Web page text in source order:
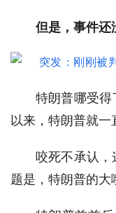
但是，事件还
特朗普哪受
以来，特朗普就
咬死不承认
题是，特朗普的大